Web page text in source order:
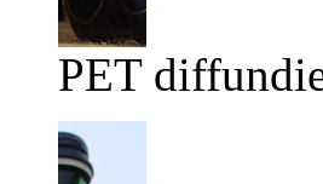
PET